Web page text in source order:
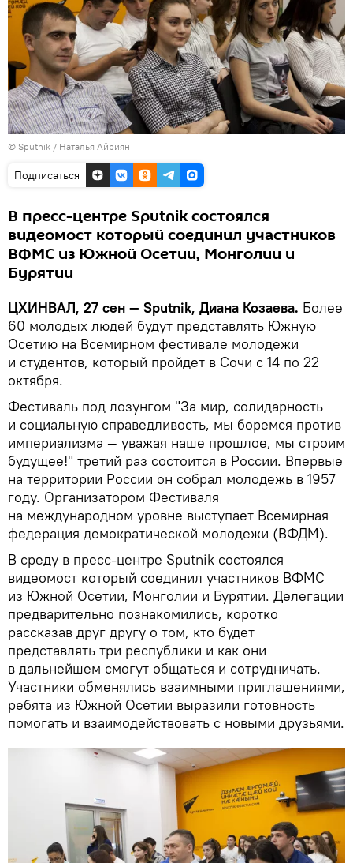
© Sputnik / Наталья Айриян
Подписаться
В пресс-центре Sputnik состоялся
видеомост который соединил участников
ВФМС из Южной Осетии, Монголии и
Бурятии
ЦХИНВАЛ, 27 сен — Sputnik, Диана Козаева. Более
60 молодых людей будут представлять Южную
Осетию на Всемирном фестивале молодежи
и студентов, который пройдет в Сочи с 14 по 22
октября.
Фестиваль под лозунгом "За мир, солидарность
и социальную справедливость, мы боремся против
империализма — уважая наше прошлое, мы строим
будущее!" третий раз состоится в России. Впервые
на территории России он собрал молодежь в 1957
году. Организатором Фестиваля
на международном уровне выступает Всемирная
федерация демократической молодежи (ВФДМ).
В среду в пресс-центре Sputnik состоялся
видеомост который соединил участников ВФМС
из Южной Осетии, Монголии и Бурятии. Делегации
предварительно познакомились, коротко
рассказав друг другу о том, кто будет
представлять три республики и как они
в дальнейшем смогут общаться и сотрудничать.
Участники обменялись взаимными приглашениями,
ребята из Южной Осетии выразили готовность
помогать и взаимодействовать с новыми друзьями.